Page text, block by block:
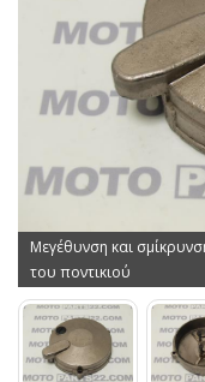
Μεγέθυνση και
του ποντικιού